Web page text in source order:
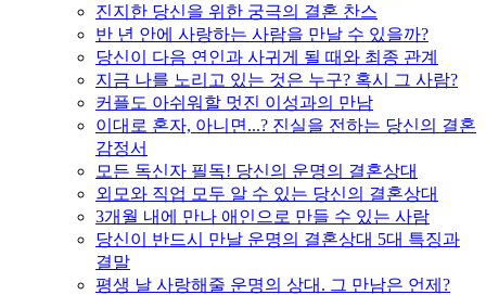
진지한 당신을 위한 궁극의 결혼 찬스
반 년 안에 사랑하는 사람을 만날 수 있을까?
당신이 다음 연인과 사귀게 될 때와 최종 관계
지금 나를 노리고 있는 것은 누구? 혹시 그 사람?
커플도 아쉬워할 멋진 이성과의 만남
이대로 혼자, 아니면...? 진실을 전하는 당신의 결혼
감정서
모든 독신자 필독! 당신의 운명의 결혼상대
외모와 직업 모두 알 수 있는 당신의 결혼상대
3개월 내에 만나 애인으로 만들 수 있는 사람
당신이 반드시 만날 운명의 결혼상대 5대 특징과
결말
평생 날 사랑해줄 운명의 상대. 그 만남은 언제?